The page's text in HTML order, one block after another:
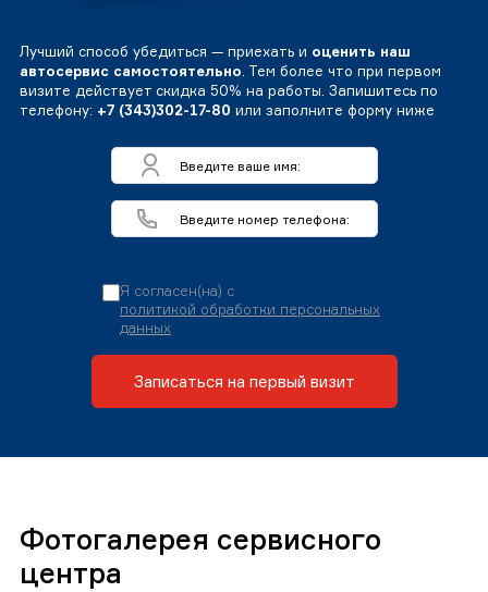
Лучший способ убедиться — приехать и оценить наш
автосервис самостоятельно. Тем более что при первом
визите действует скидка 50% на работы. Запишитесь по
телефону: +7 (343)302-17-80 или заполните форму ниже
Я согласен(на) с
политикой обработки персональных
данных
Записаться на первый визит
Фотогалерея сервисного
центра